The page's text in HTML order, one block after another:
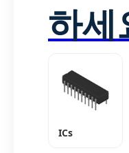
하세
ICs